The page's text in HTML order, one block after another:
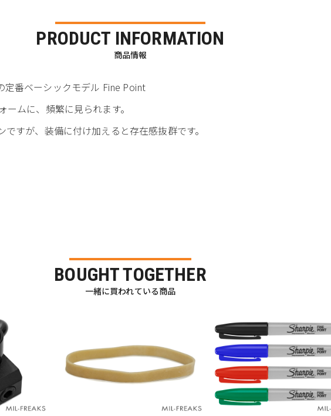
PRODUCT INFORMATION
商品情報
番ベーシックモデル Fine Point
ムに、頻繁に見られます。
すが、装備に付け加えると存在感抜群です。
BOUGHT TOGETHER
一緒に買われている商品